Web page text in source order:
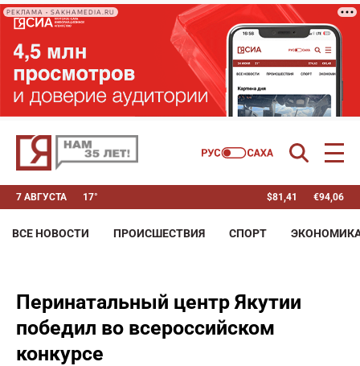
РЕКЛАМА • SAKHAMEDIA.RU
7 АВГУСТА 17° $81,41 €94,06
ВСЕ НОВОСТИ ПРОИСШЕСТВИЯ СПОРТ
Перинатальный центр Якутии
победил во всероссийском
конкурсе